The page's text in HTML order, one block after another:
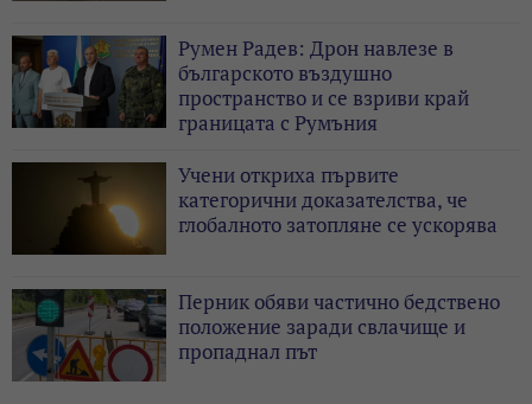
Румен Радев: Дрон навлезе в
българското въздушно
пространство и се взриви край
границата с Румъния
Учени откриха първите
категорични доказателства, че
глобалното затопляне се ускорява
Перник обяви частично бедствено
положение заради свлачище и
пропаднал път